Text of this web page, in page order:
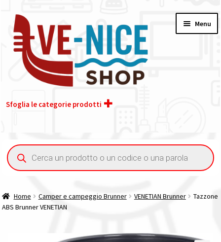
alla
navigazione
contenuto
Menu
Sfoglia le categorie prodotti
Acquisto iva 4% (agevolata)
Contatti
Il nostro gruppo acquisti
Ricerca
prodotti
Home Camper e campeggio Brunner VENETIAN Brunner
Tazzone
ABS Brunner VENETIAN